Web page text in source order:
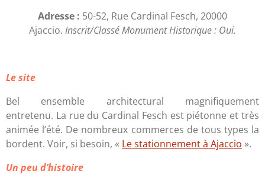
Adresse : 50-52, Rue Cardinal Fesch, 20000
Ajaccio. Inscrit/Classé Monument Historique : Oui.
Le site
Bel ensemble architectural magnifiquement
entretenu. La rue du Cardinal Fesch est piétonne et très
animée l’été. De nombreux commerces de tous types la
bordent. Voir, si besoin, « Le stationnement à Ajaccio ».
Un peu d’histoire